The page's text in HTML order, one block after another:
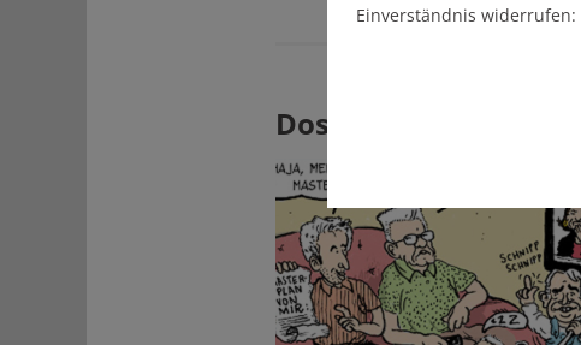
Dossier zum Thema
Einverständnis widerrufen: